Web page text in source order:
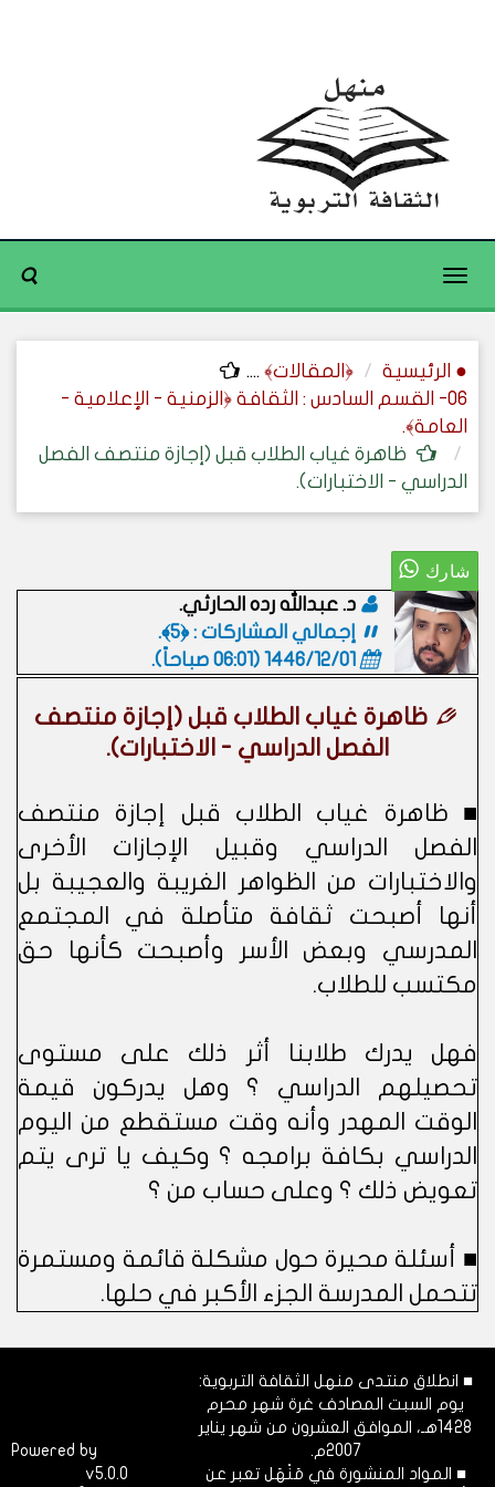
Toggle
● الرئيسية ﴿المقالات﴾ ....
06- القسم السادس : الثقافة ﴿الزمنية - الإعلامية -
العامة﴾.
ظاهرة غياب الطلاب قبل (إجازة منتصف الفصل
الدراسي - الاختبارات).
د. عبدالله رده الحارثي.
إجمالي المشاركات : ﴿5﴾.
1446/12/01 (06:01 صباحاً)
.
ظاهرة غياب الطلاب قبل (إجازة منتصف
الفصل الدراسي - الاختبارات).
■ ظاهرة غياب الطلاب قبل إجازة منتصف
الفصل الدراسي وقبيل الإجازات الأخرى
والاختبارات من الظواهر الغريبة والعجيبة بل
أنها أصبحت ثقافة متأصلة في المجتمع
المدرسي وبعض الأسر وأصبحت كأنها حق
مكتسب للطلاب.
فهل يدرك طلابنا أثر ذلك على مستوى
تحصيلهم الدراسي ؟ وهل يدركون قيمة
الوقت المهدر وأنه وقت مستقطع من اليوم
الدراسي بكافة برامجه ؟ وكيف يا ترى يتم
تعويض ذلك ؟ وعلى حساب من ؟
■ أسئلة محيرة حول مشكلة قائمة ومستمرة
تتحمل المدرسة الجزء الأكبر في حلها.
■ انطلاق منتدى منهل الثقافة التربوية:
يوم السبت المصادف غرة شهر محرم
1428هـ، الموافق العشرون من شهر يناير
2007م.
■ المواد المنشورة في مَنْهَل تعبر عن
Powered by
v5.0.0